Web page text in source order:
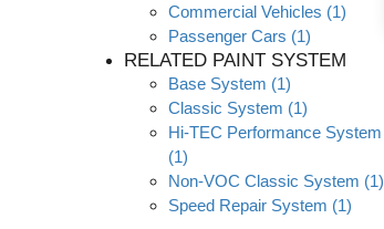
Commercial Vehicles (1)
Passenger Cars (1)
RELATED PAINT SYSTEM
Base System (1)
Classic System (1)
Hi-TEC Performance System
(1)
Non-VOC Classic System (1)
Speed Repair System (1)